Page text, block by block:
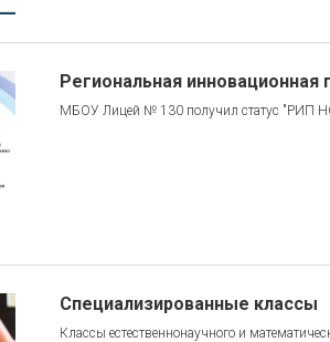
Региональная
МБОУ Лицей № 130 получил статус "РИП
Специализированные классы
Классы естественнонаучного и